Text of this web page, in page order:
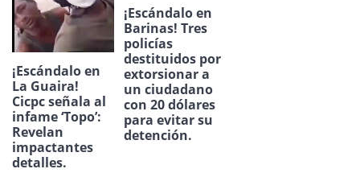
¡Escándalo en
La Guaira!
Cicpc señala al
infame ‘Topo’:
Revelan
impactantes
detalles.
¡Escándalo en
Barinas! Tres
policías
destituidos por
extorsionar a
un ciudadano
con 20 dólares
para evitar su
detención.